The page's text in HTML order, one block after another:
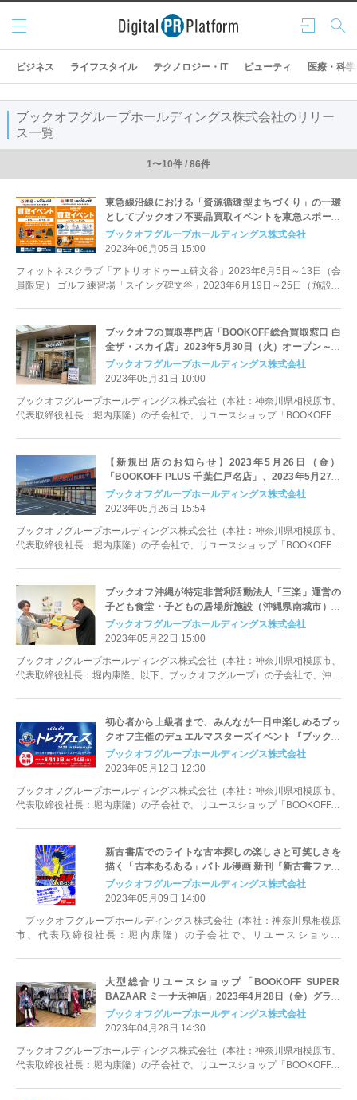
ログ
イン
検索
メニ
ュー
ビジネス ライフスタイル テクノロジー・IT ビューティ 医療・科学
ブックオフグループホールディングス株式会社のリリー
ス一覧
1〜10件 / 86件
東急線沿線における「資源循環型まちづくり」の一環
としてブックオフ不要品買取イベントを東急スポーツ
システム運営施設で実施
ブックオフグループホールディングス株式会社
2023年06月05日 15:00
フィットネスクラブ「アトリオドゥーエ碑文谷」2023年6月5日～13日（会
員限定） ゴルフ練習場「スイング碑文谷」2023年6月19日～25日（施設利
ブックオフの買取専門店「BOOKOFF総合買取窓口 白
金ザ・スカイ店」2023年5月30日（火）オープン～洋
服、ブランド品、ジュエリー、金・プラチナ、家電、
楽器など、本以外の買取も可能～
ブックオフグループホールディングス株式会社
2023年05月31日 10:00
ブックオフグループホールディングス株式会社（本社：神奈川県相模原市、
代表取締役社長：堀内康隆）の子会社で、リユースショップ「BOOKOFF」
【新規出店のお知らせ】2023年5月26日（金）
「BOOKOFF PLUS 千葉仁戸名店」、2023年5月27日
（土）「BOOKOFFイオン山形北店」
ブックオフグループホールディングス株式会社
2023年05月26日 15:54
ブックオフグループホールディングス株式会社（本社：神奈川県相模原市、
代表取締役社長：堀内康隆）の子会社で、リユースショップ「BOOKOFF」
ブックオフ沖縄が特定非営利活動法人「三楽」運営の
子ども食堂・子どもの居場所施設（沖縄県南城市）に
絵本等を寄贈
ブックオフグループホールディングス株式会社
2023年05月22日 15:00
ブックオフグループホールディングス株式会社（本社：神奈川県相模原市、
代表取締役社長：堀内康隆、以下、ブックオフグループ）の子会社で、沖縄
初心者から上級者まで、みんなが一日中楽しめるブッ
クオフ主催のデュエルマスターズイベント『ブックオ
フ トレカフェス 2023 in Ikebukuro』2023年5月13日
（土）、14日（日）に開催
ブックオフグループホールディングス株式会社
2023年05月12日 12:30
ブックオフグループホールディングス株式会社（本社：神奈川県相模原市、
代表取締役社長：堀内康隆）の子会社で、リユースショップ「BOOKOFF」
新古書店でのライトな古本探しの楽しさと可笑しさを
描く「古本あるある」バトル漫画 新刊『新古書ファイ
ター真吾』、ブックオフの一部店舗で販売
ブックオフグループホールディングス株式会社
2023年05月09日 14:00
ブックオフグループホールディングス株式会社（本社：神奈川県相模原
市、代表取締役社長：堀内康隆）の子会社で、リユースショップ
大型総合リユースショップ「BOOKOFF SUPER
BAZAAR ミーナ天神店」2023年4月28日（金）グラン
ドオープン～九州最大規模の大型商業施設「ミーナ天
神」内に出店～
ブックオフグループホールディングス株式会社
2023年04月28日 14:30
ブックオフグループホールディングス株式会社（本社：神奈川県相模原市、
代表取締役社長：堀内康隆）の子会社で、リユースショップ「BOOKOFF」